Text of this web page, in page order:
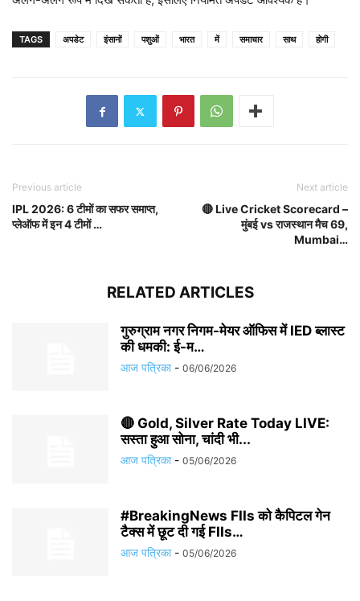
TAGS अपडेट इंसानों पशुओं भारत में समाचार साथ होगी
Previous article
IPL 2026: 6 टीमों का सफर समाप्‍त,
प्‍लेऑफ में इन 4 टीमों …
Next article
🔴 Live Cricket Scorecard –
मुंबई vs राजस्थान मैच 69,
Mumbai…
RELATED ARTICLES
गुरुग्राम नगर निगम-मेयर ऑफिस में IED ब्लास्ट
की धमकी: ई-म…
आज पत्रिका - 06/06/2026
🔴 Gold, Silver Rate Today LIVE:
सस्ता हुआ सोना, चांदी भी...
आज पत्रिका - 05/06/2026
#BreakingNews FIIs को कैपिटल गेन
टैक्स में छूट दी गई FIIs…
आज पत्रिका - 05/06/2026